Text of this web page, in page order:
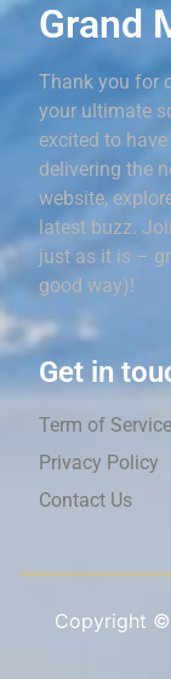
Grand
Thank you for
your ultimate
excited to
delivering the
website,
latest buzz.
just as it is –
good way)!
Get in
Term of Service
Privacy Policy
Contact Us
Copyright ©